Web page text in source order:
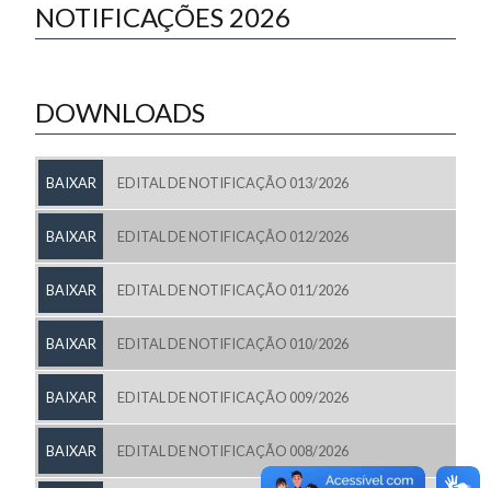
NOTIFICAÇÕES 2026
DOWNLOADS
BAIXAR EDITAL DE NOTIFICAÇÃO 013/2026
BAIXAR EDITAL DE NOTIFICAÇÃO 012/2026
BAIXAR EDITAL DE NOTIFICAÇÃO 011/2026
BAIXAR EDITAL DE NOTIFICAÇÃO 010/2026
BAIXAR EDITAL DE NOTIFICAÇÃO 009/2026
BAIXAR EDITAL DE NOTIFICAÇÃO 008/2026